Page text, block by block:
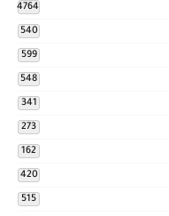
4764
540
599
548
341
273
162
420
515